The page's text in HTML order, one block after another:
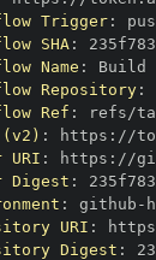
Trigger:
SHA:
Name :
Repository:
Ref :
: https :
URI : https :
Digest :
: github -
URI : https
Digest :